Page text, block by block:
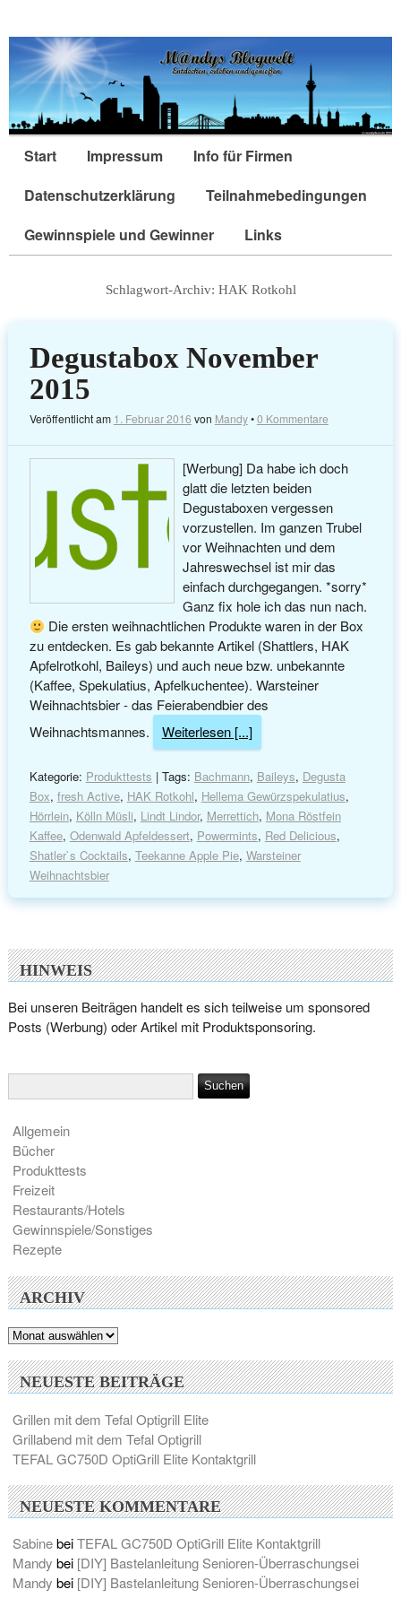
Start Impressum
Info für Firmen
Datenschutzerklärung
Teilnahmebedingungen
Gewinnspiele und Gewinner
Links
Schlagwort-Archiv: HAK Rotkohl
Degustabox November
2015
Veröffentlicht am 1. Februar 2016 von Mandy•0 Kommentare
[Werbung] Da habe ich doch
glatt die letzten beiden
Degustaboxen vergessen
vorzustellen. Im ganzen Trubel
vor Weihnachten und dem
Jahreswechsel ist mir das
einfach durchgegangen. *sorry*
Ganz fix hole ich das nun nach.
Die ersten weihnachtlichen Produkte waren in der Box
zu entdecken. Es gab bekannte Artikel (Shattlers, HAK
Apfelrotkohl, Baileys) und auch neue bzw. unbekannte
(Kaffee, Spekulatius, Apfelkuchentee). Warsteiner
Weihnachtsbier - das Feierabendbier des
Weihnachtsmannes.
Weiterlesen [...]
Kategorie: Produkttests | Tags: Bachmann, Baileys, Degusta
Box, fresh Active, HAK Rotkohl, Hellema Gewürzspekulatius,
Hörrlein, Kölln Müsli, Lindt Lindor, Merrettich, Mona Röstfein
Kaffee, Odenwald Apfeldessert, Powermints, Red Delicious,
Shatler`s Cocktails, Teekanne Apple Pie, Warsteiner
Weihnachtsbier
HINWEIS
Bei unseren Beiträgen handelt es sich teilweise um sponsored
Posts (Werbung) oder Artikel mit Produktsponsoring.
Allgemein
Bücher
Produkttests
Freizeit
Restaurants/Hotels
Gewinnspiele/Sonstiges
Rezepte
ARCHIV
Archiv
NEUESTE BEITRÄGE
Grillen mit dem Tefal Optigrill Elite
Grillabend mit dem Tefal Optigrill
TEFAL GC750D OptiGrill Elite Kontaktgrill
NEUESTE KOMMENTARE
SabinebeiTEFAL GC750D OptiGrill Elite Kontaktgrill
Mandy bei [DIY] Bastelanleitung Senioren-Überraschungsei
Mandy bei [DIY] Bastelanleitung Senioren-Überraschungsei